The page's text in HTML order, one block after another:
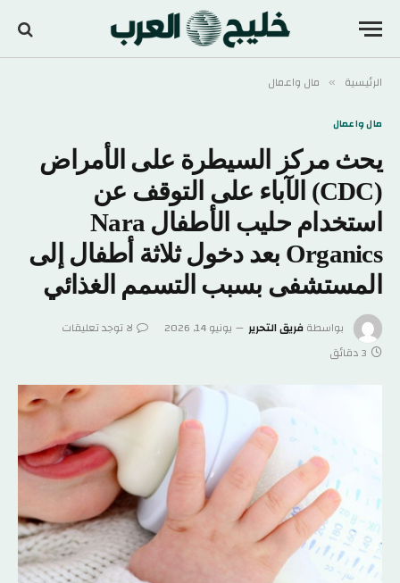
الرئيسية » مال واعمال
مال واعمال
يحث مركز السيطرة على الأمراض
(CDC) الآباء على التوقف عن
استخدام حليب الأطفال Nara
Organics بعد دخول ثلاثة أطفال إلى
المستشفى بسبب التسمم الغذائي
بواسطةفريق التحرير يونيو 14, 2026
لا توجد تعليقات
3 دقائق